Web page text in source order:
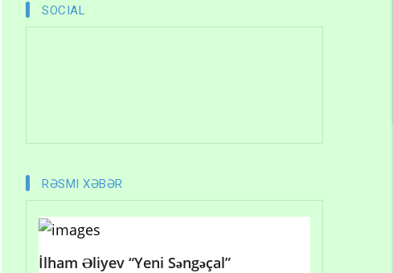
SOCIAL
RƏSMI XƏBƏR
İlham Əliyev “Yeni Səngəçal”